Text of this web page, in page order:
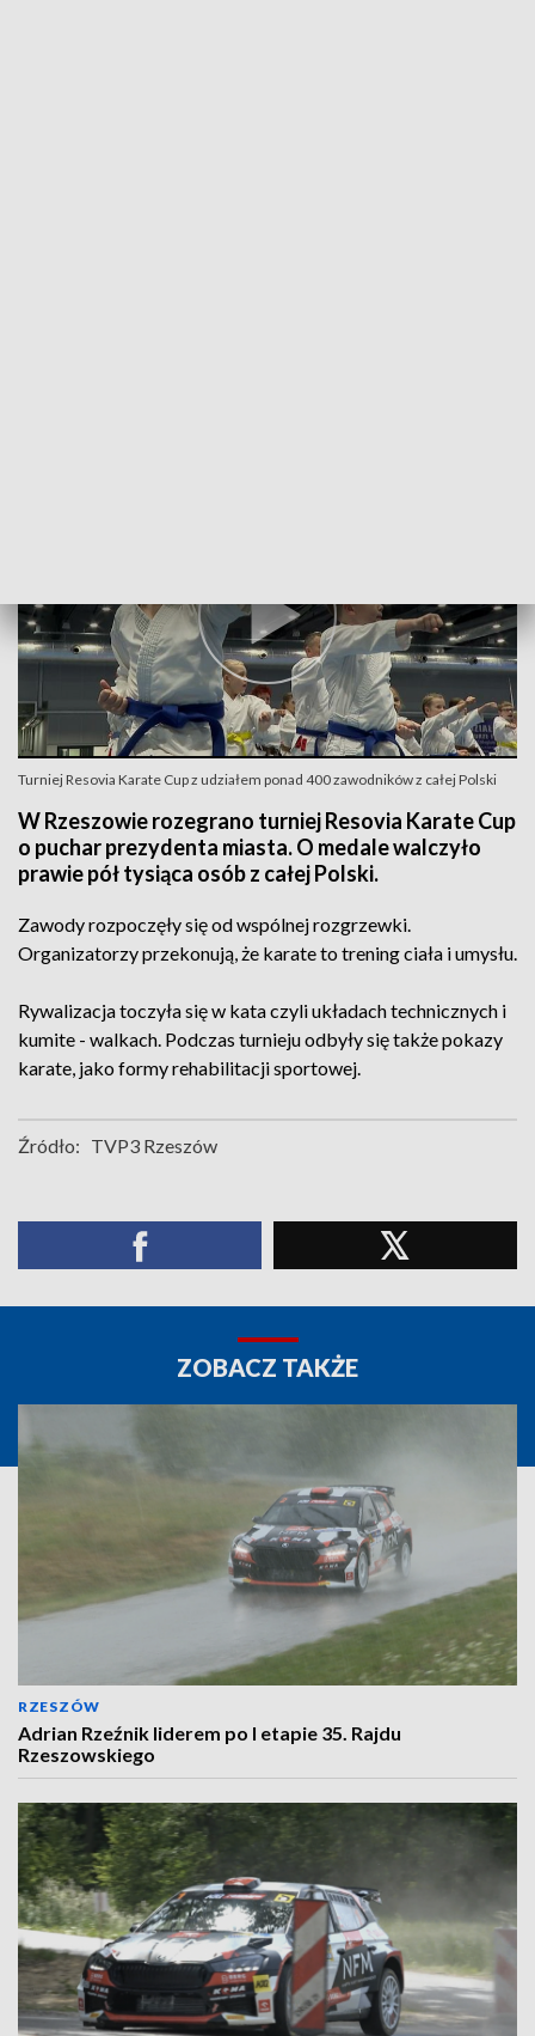
Turniej Resovia Karate Cup z udziałem ponad 400 zawodników z całej Polski
W Rzeszowie rozegrano turniej Resovia Karate Cup
o puchar prezydenta miasta. O medale walczyło
prawie pół tysiąca osób z całej Polski.
Zawody rozpoczęły się od wspólnej rozgrzewki.
Organizatorzy przekonują, że karate to trening ciała i umysłu.
Rywalizacja toczyła się w kata czyli układach technicznych i
kumite - walkach. Podczas turnieju odbyły się także pokazy
karate, jako formy rehabilitacji sportowej.
Źródło: TVP3 Rzeszów
ZOBACZ TAKŻE
RZESZÓW
Adrian Rzeźnik liderem po I etapie 35. Rajdu
Rzeszowskiego